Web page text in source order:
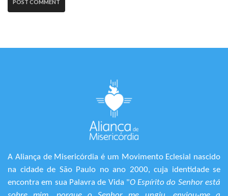
A Aliança de Misericórdia é um Movimento Eclesial nascido
na cidade de São Paulo no ano 2000, cuja identidade se
encontra em sua Palavra de Vida "O Espírito do Senhor está